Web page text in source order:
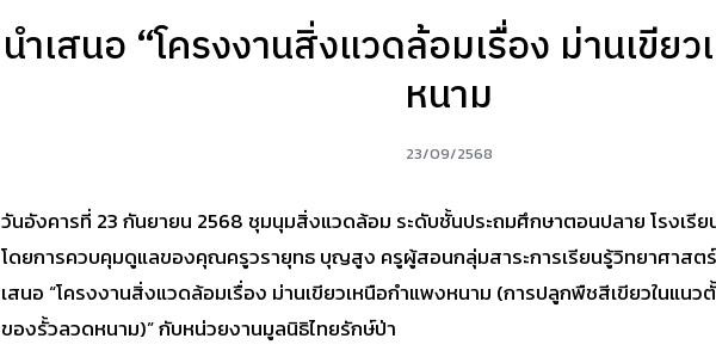
นำเสนอ “โครงงานสิ่งแวดล้อมเรื่อง ม่านเขีย
หนาม
23/09/2568
วันอังคารที่ 23 กันยายน 2568 ชุมนุมสิ่งแวดล้อม ระดับชั้นประถมศึกษาตอนปลาย โรงเรีย
โดยการควบคุมดูแลของคุณครูวรายุทธ บุญสูง ครผู้สอนกลุ่มสาระการเรียนรู้วิทยาศาสตร์
เสนอ “โครงงานสิ่งแวดล้อมเรื่อง ม่านเขียวเหนือกำแพงหนาม (การปลูกพืชสีเขียวในแน
ของรั้วลวดหนาม)” กับหน่วยงานมูลนิธิไทยรักษ์ป่า